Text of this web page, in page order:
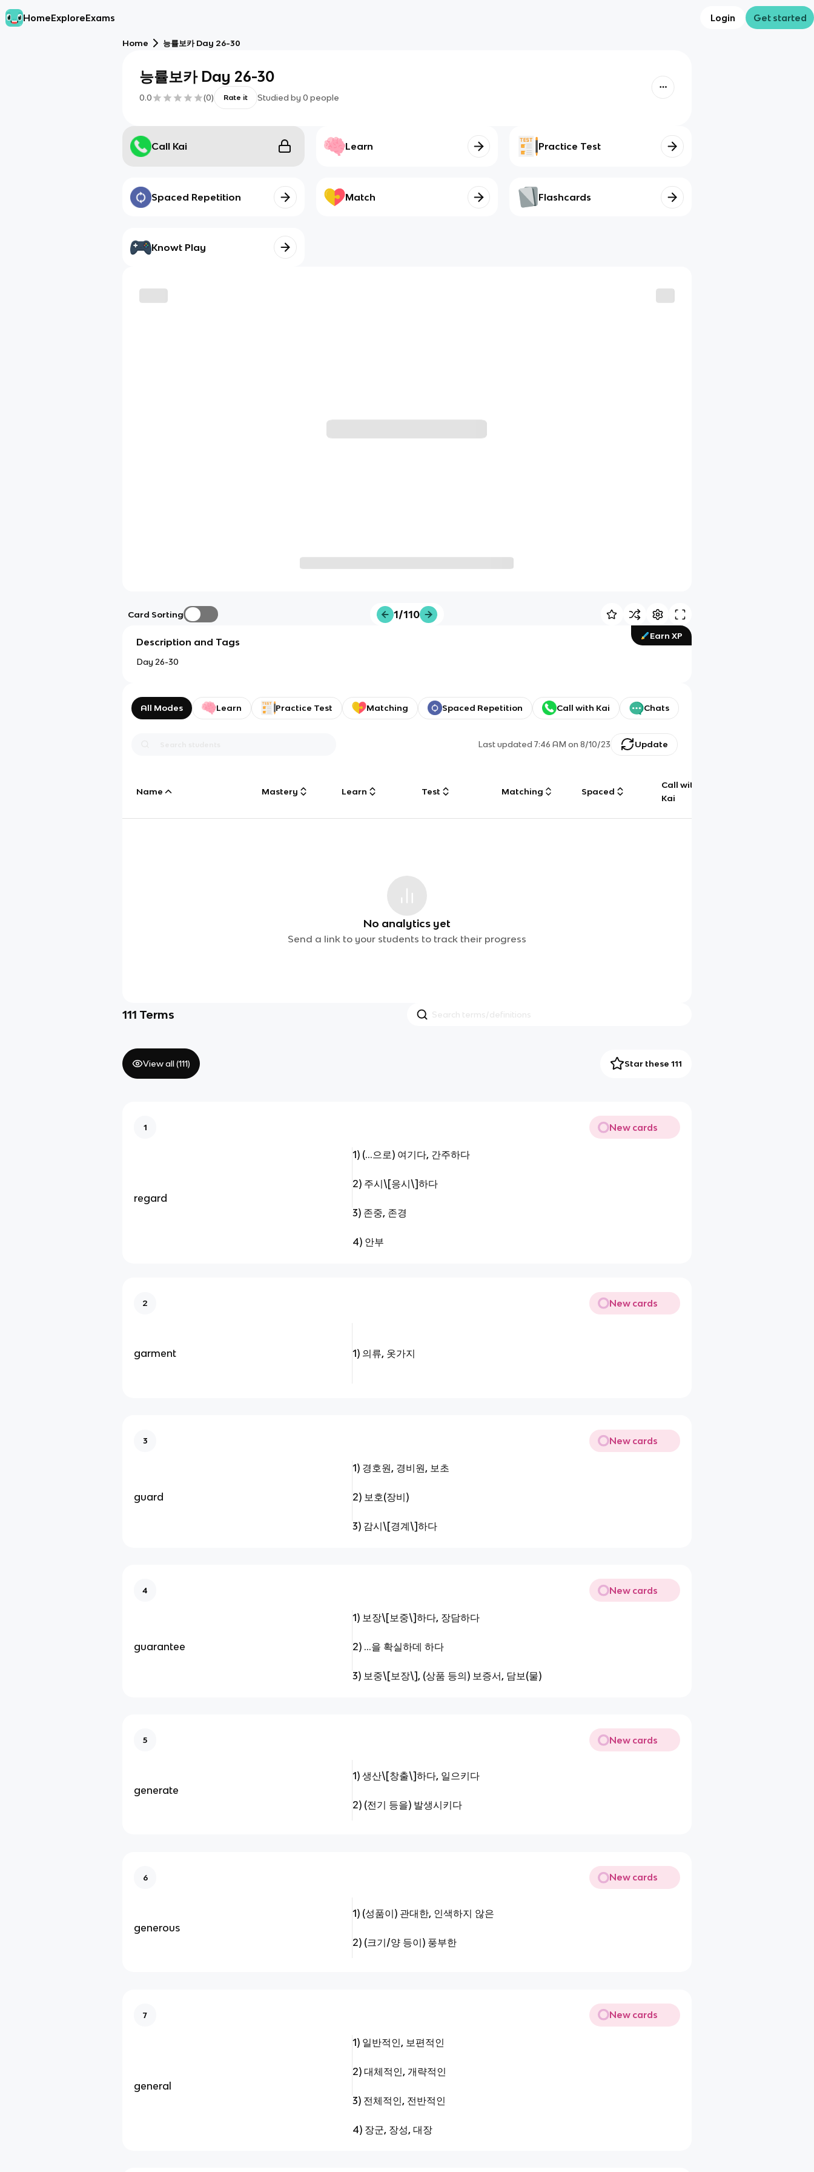
HomeExploreExams Login Get started
Home 능률보카 Day 26-30
능률보카 Day 26-30
0.0 (0) Rate it Studied by 0 people
Call Kai Learn Practice Test
Spaced Repetition Match Flashcards
Knowt Play
Card Sorting 1/110
Earn XP
Description and Tags
Day 26-30
All Modes Learn Practice Test Matching Spaced Repetition Call with Kai Chats
Last updated7:46 AM on 8/10/23 Update
Name Mastery Learn Test Matching Spaced
Call with
Kai
No analytics yet
Send a link to your students to track their progress
111 Terms
View all (111) Star these 111
1 New cards
regard
1) (…으로) 여기다, 간주하다
2) 주시\[응시\]하다
3) 존중, 존경
4) 안부
2 New cards
garment 1) 의류, 옷가지
3 New cards
guard
1) 경호원, 경비원, 보초
2) 보호(장비)
3) 감시\[경계\]하다
4 New cards
guarantee
1) 보장\[보중\]하다, 장담하다
2) …을 확실하데 하다
3) 보중\[보장\], (상품 등의) 보증서, 담보(물)
5 New cards
generate
1) 생산\[창출\]하다, 일으키다
2) (전기 등을) 발생시키다
6 New cards
generous
1) (성품이) 관대한, 인색하지 않은
2) (크기/양 등이) 풍부한
7 New cards
general
1) 일반적인, 보편적인
2) 대체적인, 개략적인
3) 전체적인, 전반적인
4) 장군, 장성, 대장